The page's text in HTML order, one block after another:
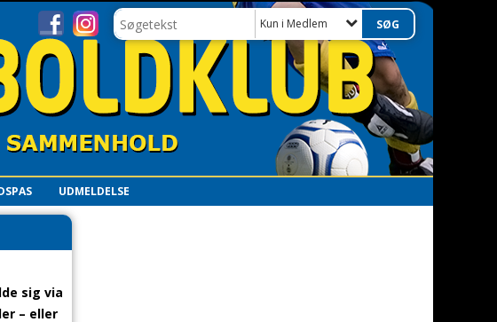
Kun i Medlem
UDMELDELSE
sig via
– eller